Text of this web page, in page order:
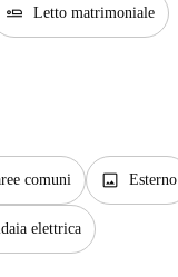
airline_seat_flat Letto matrimoniale
comuni image Esterno
elettrica